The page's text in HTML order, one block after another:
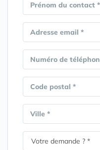
Prénom du contact *
Adresse email *
Numéro de
Code postal *
Ville *